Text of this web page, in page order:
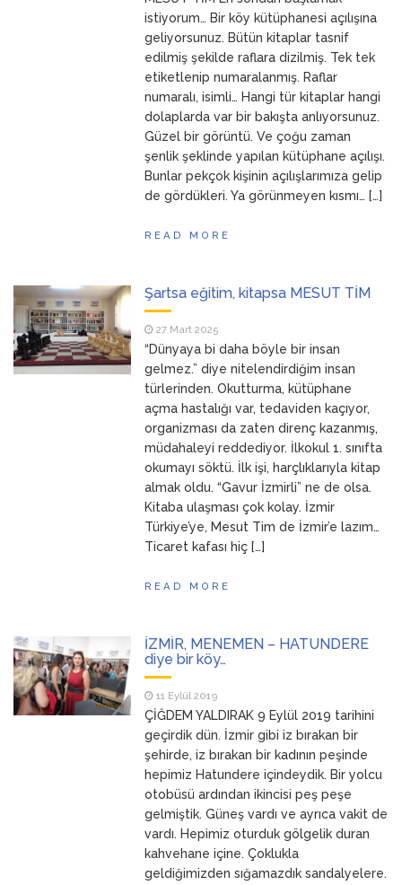
ANNEMistiyorum… Bir köy kütüphanesi açılışına
geliyorsunuz. Bütün kitaplar tasnif
edilmiş şekilde raflara dizilmiş. Tek tek
etiketlenip numaralanmış. Raflar
numaralı, isimli… Hangi tür kitaplar hangi
dolaplarda var bir bakışta anlıyorsunuz.
Güzel bir görüntü. Ve çoğu zaman
şenlik şeklinde yapılan kütüphane açılışı.
Bunlar pekçok kişinin açılışlarımıza gelip
de gördükleri. Ya görünmeyen kısmı… […]
READ MORE
Şartsa eğitim, kitapsa MESUT TİM
27 Mart 2025
“Dünyaya bi daha böyle bir insan
gelmez.” diye nitelendirdiğim insan
türlerinden. Okutturma, kütüphane
açma hastalığı var, tedaviden kaçıyor,
organizması da zaten direnç kazanmış,
müdahaleyi reddediyor. İlkokul 1. sınıfta
okumayı söktü. İlk işi, harçlıklarıyla kitap
almak oldu. “Gavur İzmirli” ne de olsa.
Kitaba ulaşması çok kolay. İzmir
Türkiye’ye, Mesut Tim de İzmir’e lazım…
Ticaret kafası hiç […]
READ MORE
İZMİR, MENEMEN – HATUNDERE
diye bir köy…
11 Eylül 2019
ÇİĞDEM YALDIRAK 9 Eylül 2019 tarihini
geçirdik dün. İzmir gibi iz bırakan bir
şehirde, iz bırakan bir kadının peşinde
hepimiz Hatundere içindeydik. Bir yolcu
otobüsü ardından ikincisi peş peşe
gelmiştik. Güneş vardı ve ayrıca vakit de
vardı. Hepimiz oturduk gölgelik duran
kahvehane içine. Çoklukla
geldiğimizden sığamazdık sandalyelere.